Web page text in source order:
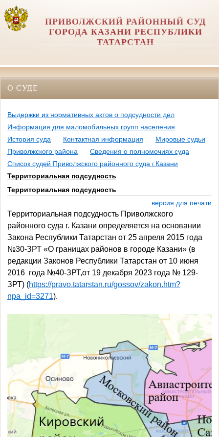
ПРИВОЛЖСКИЙ РАЙОННЫЙ СУД
ГОРОДА КАЗАНИ РЕСПУБЛИКИ
ТАТАРСТАН
О СУДЕ
Выдержки из нормативных актов о подсудности дел
Информация для маломобильных групп населения
История суда
Контактная информация
Мировые судьи
Приволжского района
Сведения о полномочиях суда
Список судей Приволжского районного суда г.Казани
Территориальная подсудность
Территориальная подсудность
версия для печати
Территориальная подсудность Приволжского
районного суда г. Казани определяется на основании
Закона Республики Татарстан от 25 апреля 2015 года
№30-ЗРТ «О границах районов в городе Казани» (в
редакции Законов Республики Татарстан от 10 июня
2016 года №40-ЗРТ,от 19 декабря 2023 года № 129-
ЗРТ) (https://pravo.tatarstan.ru/gossov/zakon.htm?
npa_id=3271).